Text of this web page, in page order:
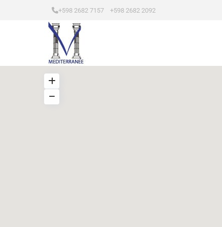
+598 2682 7157 +598 2682 2092